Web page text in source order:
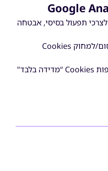
אנחנו משתמשים ב-Cookies לצרכי תפעול בסיסי, אבטחה
ניתן לחסום/למחוק Cookies
כמו כן ניתן לבחור בבאנר העדפות Cookies “מדידה בלבד”